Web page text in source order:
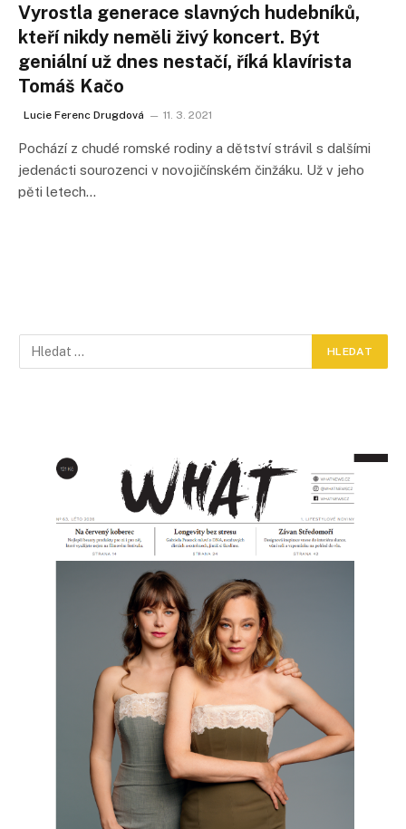
Vyrostla generace slavných hudebníků,
kteří nikdy neměli živý koncert. Být
geniální už dnes nestačí, říká klavírista
Tomáš Kačo
Lucie Ferenc Drugdová 11. 3. 2021
Pochází z chudé romské rodiny a dětství strávil s dalšími
jedenácti sourozenci v novojičínském činžáku. Už v jeho
pěti letech…